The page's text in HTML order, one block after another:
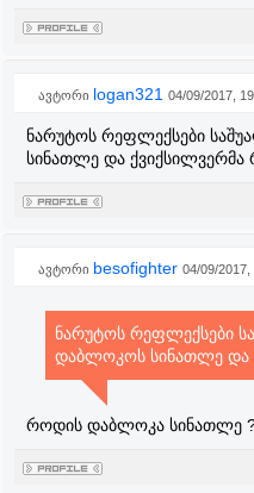
ავტორი logan321 04/09/2017,
ნარუტოს რეფლექსები
სინათლე და ქვიქსილვერმა
ავტორი besofighter 04/09/
ნარუტოს რეფლექსები
დაბლოკოს სინათლე და
როდის დაბლოკა სინათლე